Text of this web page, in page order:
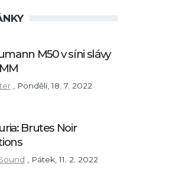
M50 v síni slávy
Pondělí, 18. 7. 2022
Brutes Noir
, Pátek, 11. 2. 2022